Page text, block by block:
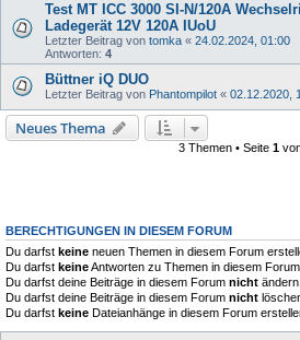
Test MT ICC 3000 SI-N/120A
Ladegerät 12V 120A IUoU
Letzter Beitrag von tomka « 24.02.2024, 01:00
Antworten: 4
Büttner iQ DUO
Letzter Beitrag von Phantompilot « 02.12.2020,
Neues Thema
3 Themen • Seite 1
BERECHTIGUNGEN IN DIESEM FORUM
Du darfst keine neuen Themen in diesem Forum
Du darfst keineAntworten zu Themen in diesem Forum
Du darfst deine Beiträge in diesem Forum nicht ändern.
Du darfst deine Beiträge in diesem Forum nicht
Du darfst keine Dateianhänge in diesem Forum